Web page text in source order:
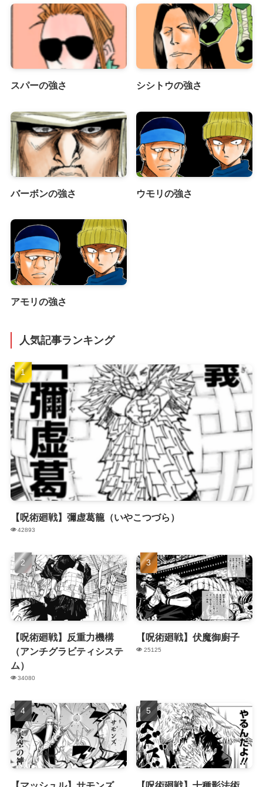
スパーの強さ シシトウの強さ
バーボンの強さ ウモリの強さ
アモリの強さ
人気記事ランキング
【呪術廻戦】彌虚葛籠（いやこつづら）
42893
【呪術廻戦】反重力機構
（アンチグラビティシステ
ム）
34080
【呪術廻戦】伏魔御廚子
25125